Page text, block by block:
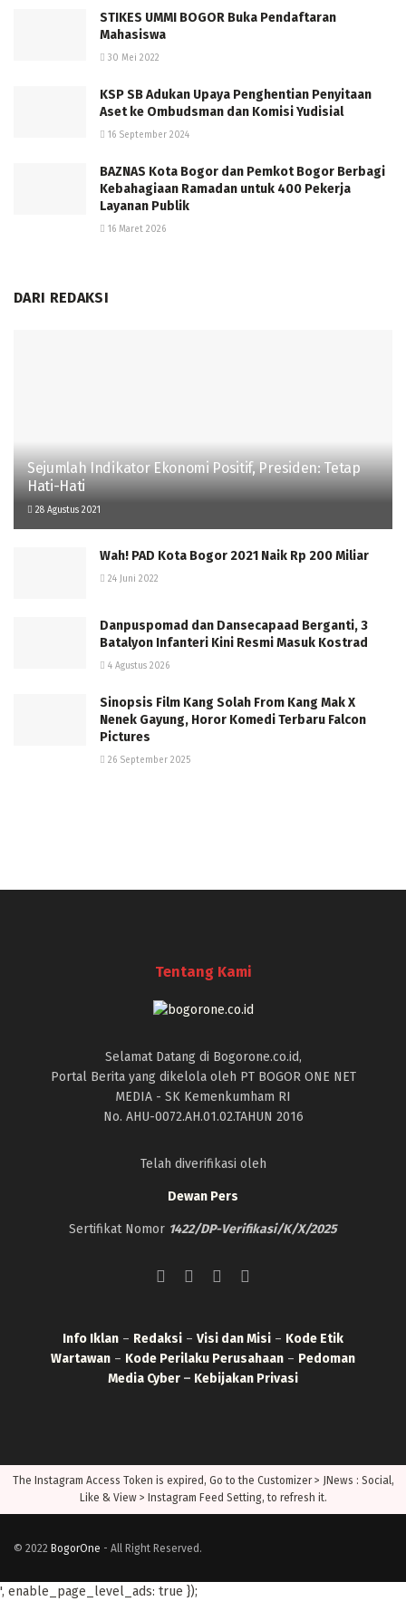
STIKES UMMI BOGOR Buka Pendaftaran
Mahasiswa
30 Mei 2022
KSP SB Adukan Upaya Penghentian Penyitaan
Aset ke Ombudsman dan Komisi Yudisial
16 September 2024
BAZNAS Kota Bogor dan Pemkot Bogor Berbagi
Kebahagiaan Ramadan untuk 400 Pekerja
Layanan Publik
16 Maret 2026
DARI REDAKSI
Sejumlah Indikator Ekonomi Positif, Presiden: Tetap
Hati-Hati
28 Agustus 2021
Wah! PAD Kota Bogor 2021 Naik Rp 200 Miliar
24 Juni 2022
Danpuspomad dan Dansecapaad Berganti, 3
Batalyon Infanteri Kini Resmi Masuk Kostrad
4 Agustus 2026
Sinopsis Film Kang Solah From Kang Mak X
Nenek Gayung, Horor Komedi Terbaru Falcon
Pictures
26 September 2025
Tentang Kami
Selamat Datang di Bogorone.co.id,
Portal Berita yang dikelola oleh PT BOGOR ONE NET
MEDIA - SK Kemenkumham RI
No. AHU-0072.AH.01.02.TAHUN 2016
Telah diverifikasi oleh
Dewan Pers
Sertifikat Nomor 1422/DP-Verifikasi/K/X/2025
Info Iklan – Redaksi – Visi dan Misi – Kode Etik
Wartawan – Kode Perilaku Perusahaan – Pedoman
Media Cyber – Kebijakan Privasi
The Instagram Access Token is expired, Go to the Customizer > JNews : Social,
Like & View > Instagram Feed Setting, to refresh it.
© 2022 BogorOne - All Right Reserved.
', enable_page_level_ads: true });